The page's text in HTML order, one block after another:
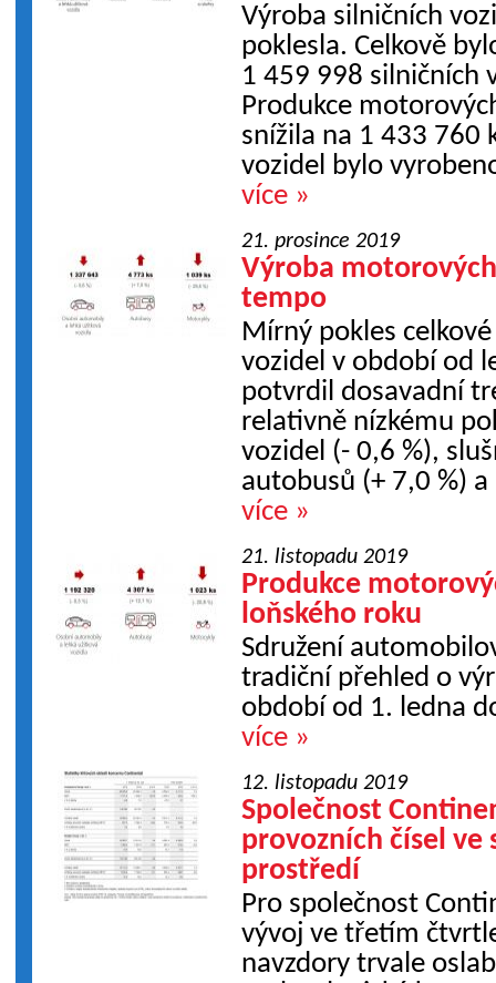
Výroba silničních
poklesla. Celkově
1 459 998 silničních
Produkce
snížila na 1 433 760
vozidel bylo
více »
21. prosince 2019
Výroba
tempo
Mírný pokles
vozidel v období od
potvrdil dosavadní
relativně nízkému
vozidel (- 0,6 %),
autobusů (+ 7,0 %)
více »
21. listopadu 2019
Produkce
loňského roku
Sdružení
tradiční přehled o
období od 1. ledna
více »
12. listopadu 2019
Společnost
provozních čísel ve
prostředí
Pro společnost
vývoj ve třetím
navzdory trvale